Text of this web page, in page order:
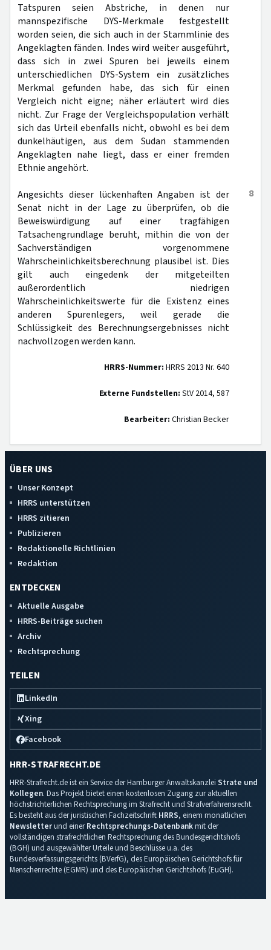
Tatspuren seien Abstriche, in denen nur
mannspezifische DYS-Merkmale festgestellt
worden seien, die sich auch in der Stammlinie des
Angeklagten fänden. Indes wird weiter ausgeführt,
dass sich in zwei Spuren bei jeweils einem
unterschiedlichen DYS-System ein zusätzliches
Merkmal gefunden habe, das sich für einen
Vergleich nicht eigne; näher erläutert wird dies
nicht. Zur Frage der Vergleichspopulation verhält
sich das Urteil ebenfalls nicht, obwohl es bei dem
dunkelhäutigen, aus dem Sudan stammenden
Angeklagten nahe liegt, dass er einer fremden
Ethnie angehört.
8
Angesichts dieser lückenhaften Angaben ist der
Senat nicht in der Lage zu überprüfen, ob die
Beweiswürdigung auf einer tragfähigen
Tatsachengrundlage beruht, mithin die von der
Sachverständigen vorgenommene
Wahrscheinlichkeitsberechnung plausibel ist. Dies
gilt auch eingedenk der mitgeteilten
außerordentlich niedrigen
Wahrscheinlichkeitswerte für die Existenz eines
anderen Spurenlegers, weil gerade die
Schlüssigkeit des Berechnungsergebnisses nicht
nachvollzogen werden kann.
HRRS-Nummer: HRRS 2013 Nr. 640
Externe Fundstellen: StV 2014, 587
Bearbeiter: Christian Becker
ÜBER UNS
Unser Konzept
HRRS unterstützen
HRRS zitieren
Publizieren
Redaktionelle Richtlinien
Redaktion
ENTDECKEN
Aktuelle Ausgabe
HRRS-Beiträge suchen
Archiv
Rechtsprechung
TEILEN
LinkedIn
Xing
Facebook
HRR-STRAFRECHT.DE
HRR-Strafrecht.de ist ein Service der Hamburger Anwaltskanzlei Strate und
Kollegen. Das Projekt bietet einen kostenlosen Zugang zur aktuellen
höchstrichterlichen Rechtsprechung im Strafrecht und Strafverfahrensrecht.
Es besteht aus der juristischen Fachzeitschrift HRRS, einem monatlichen
Newsletterund einerRechtsprechungs-Datenbankmit der
vollständigen strafrechtlichen Rechtsprechung des Bundesgerichtshofs
(BGH) und ausgewählter Urteile und Beschlüsse u.a. des
Bundesverfassungsgerichts (BVerfG), des Europäischen Gerichtshofs für
Menschenrechte (EGMR) und des Europäischen Gerichtshofs (EuGH).